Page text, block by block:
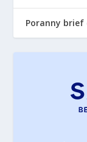
Poranny brief